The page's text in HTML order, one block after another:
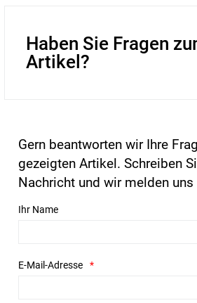
Haben Sie Fragen
Artikel?
Gern beantworten wir Ihre
gezeigten Artikel. Schreiben
Nachricht und wir melden uns
Ihr Name
E-Mail-Adresse